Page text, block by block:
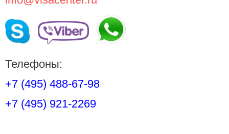
Телефоны:
+7 (495) 488-67-98
+7 (495) 921-2269